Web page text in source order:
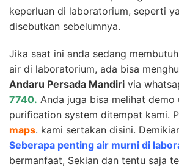
keperluan di laboratorium, seperti
disebutkan sebelumnya.
Jika saat ini anda sedang
air di laboratorium, ada bisa
Andaru Persada Mandiri via
7740. Anda juga bisa melihat
purification system ditempat kami.
maps. kami sertakan disini.
Seberapa penting air murni di
bermanfaat, Sekian dan tentu saja